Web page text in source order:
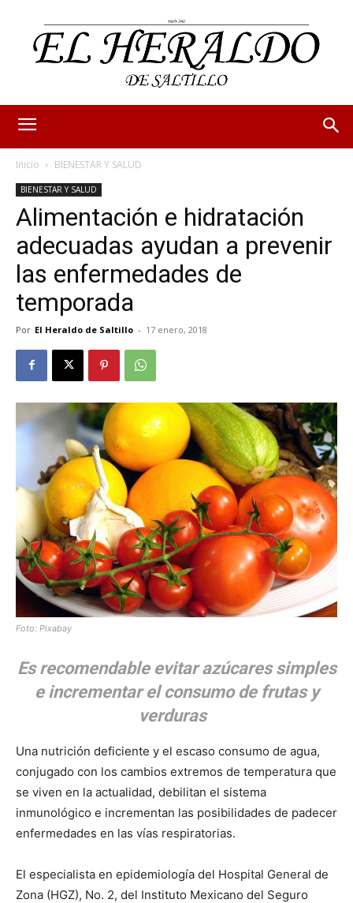
Inicio BIENESTAR Y SALUD
BIENESTAR Y SALUD
Alimentación e hidratación
adecuadas ayudan a prevenir
las enfermedades de
temporada
Por El Heraldo de Saltillo - 17 enero, 2018
Foto: Pixabay
Es recomendable evitar azúcares simples
e incrementar el consumo de frutas y
verduras
Una nutrición deficiente y el escaso consumo de agua,
conjugado con los cambios extremos de temperatura que
se viven en la actualidad, debilitan el sistema
inmunológico e incrementan las posibilidades de padecer
enfermedades en las vías respiratorias.
El especialista en epidemiología del Hospital General de
Zona (HGZ), No. 2, del Instituto Mexicano del Seguro